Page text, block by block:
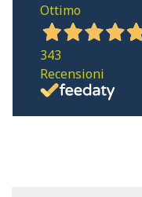
Ottimo
343
Recensioni